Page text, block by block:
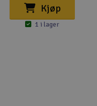
Kjøp
1 i lager